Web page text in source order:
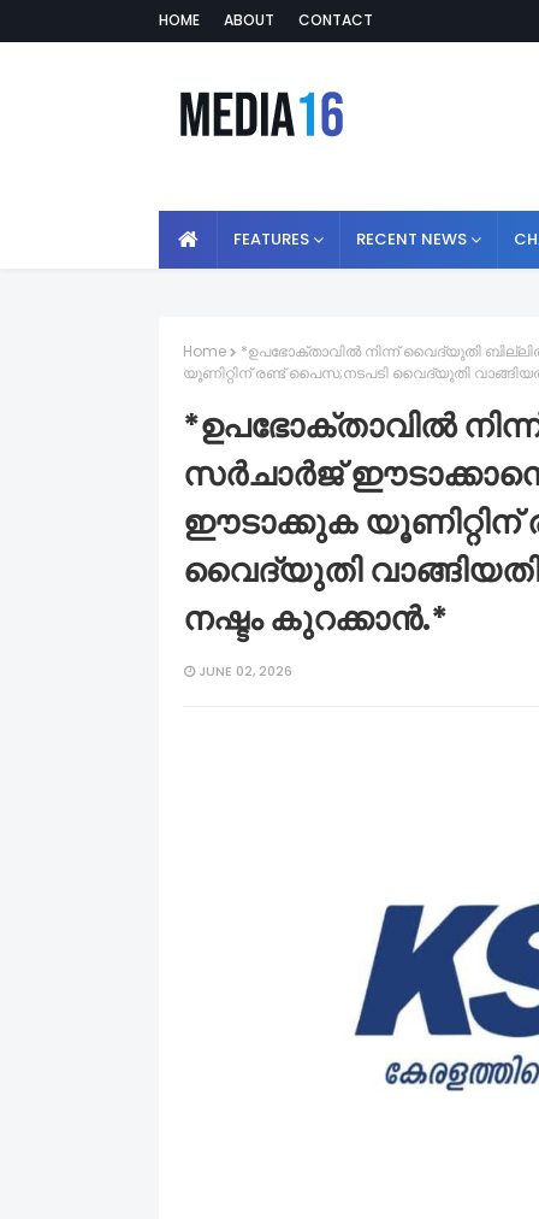
HOME ABOUT CONTACT
FEATURES RECENT NEWS
Home
*ഉപഭോക്താവില്‍ നിന്ന് വൈദ്യുതി
യൂണിറ്റിന് രണ്ട് പൈസ;നടപടി വൈദ്യുതി
*ഉപഭോക്താവില്‍
സര്‍ചാര്‍ജ്
ഈടാക്കുക യൂണിറ്റിന്
വൈദ്യുതി
നഷ്ടം കുറക്കാൻ.*
JUNE 02, 2026